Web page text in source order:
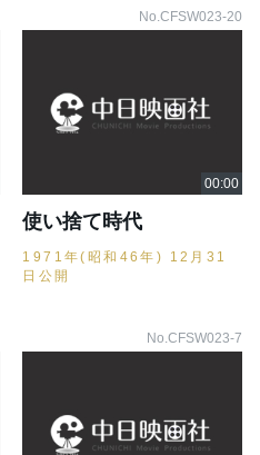
No.CFSW023-20
使い捨て時代
1971年(昭和46年) 12月31
日公開
No.CFSW023-7